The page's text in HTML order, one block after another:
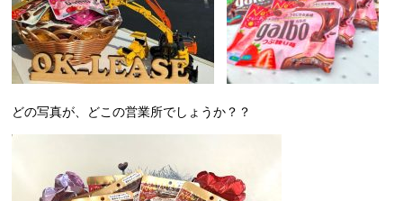
どの写真が、どこの営業所でしょうか？？